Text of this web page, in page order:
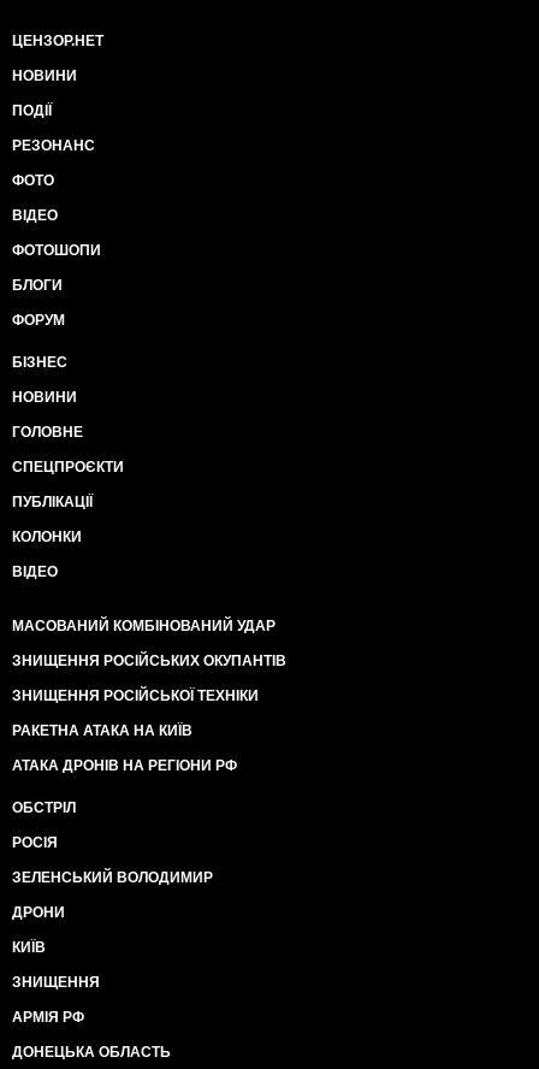
ЦЕНЗОР.НЕТ
НОВИНИ
ПОДІЇ
РЕЗОНАНС
ФОТО
ВІДЕО
ФОТОШОПИ
БЛОГИ
ФОРУМ
БІЗНЕС
НОВИНИ
ГОЛОВНЕ
СПЕЦПРОЄКТИ
ПУБЛІКАЦІЇ
КОЛОНКИ
ВІДЕО
МАСОВАНИЙ КОМБІНОВАНИЙ УДАР
ЗНИЩЕННЯ РОСІЙСЬКИХ ОКУПАНТІВ
ЗНИЩЕННЯ РОСІЙСЬКОЇ ТЕХНІКИ
РАКЕТНА АТАКА НА КИЇВ
АТАКА ДРОНІВ НА РЕГІОНИ РФ
ОБСТРІЛ
РОСІЯ
ЗЕЛЕНСЬКИЙ ВОЛОДИМИР
ДРОНИ
КИЇВ
ЗНИЩЕННЯ
АРМІЯ РФ
ДОНЕЦЬКА ОБЛАСТЬ